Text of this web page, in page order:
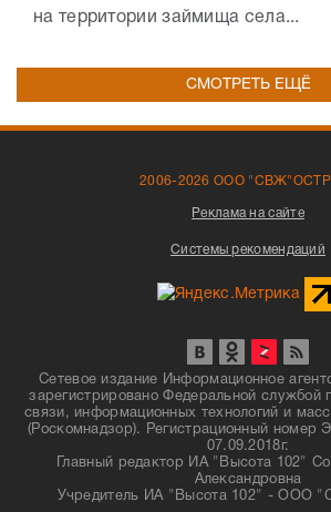
на территории займища села...
СМОТРЕТЬ ЕЩЁ
2006-2026 ООО
Реклама на сайте
Системы рекомендаций
Сетевое издание Информационное
зарегистрировано Федеральной службой
связи, информационных технологий и
(Роскомнадзор). Регистрационный номер
07.09.2018г.
Главный редактор ИА "Высота 102"
Александровна
Учредитель ИА "Высота 102" - ООО